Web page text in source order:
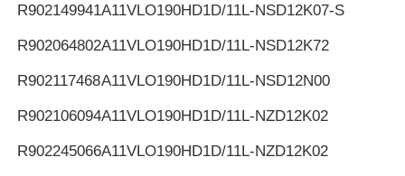
R902149941A11VLO190HD1D/11L-NSD12K07-S
R902064802A11VLO190HD1D/11L-NSD12K72
R902117468A11VLO190HD1D/11L-NSD12N00
R902106094A11VLO190HD1D/11L-NZD12K02
R902245066A11VLO190HD1D/11L-NZD12K02